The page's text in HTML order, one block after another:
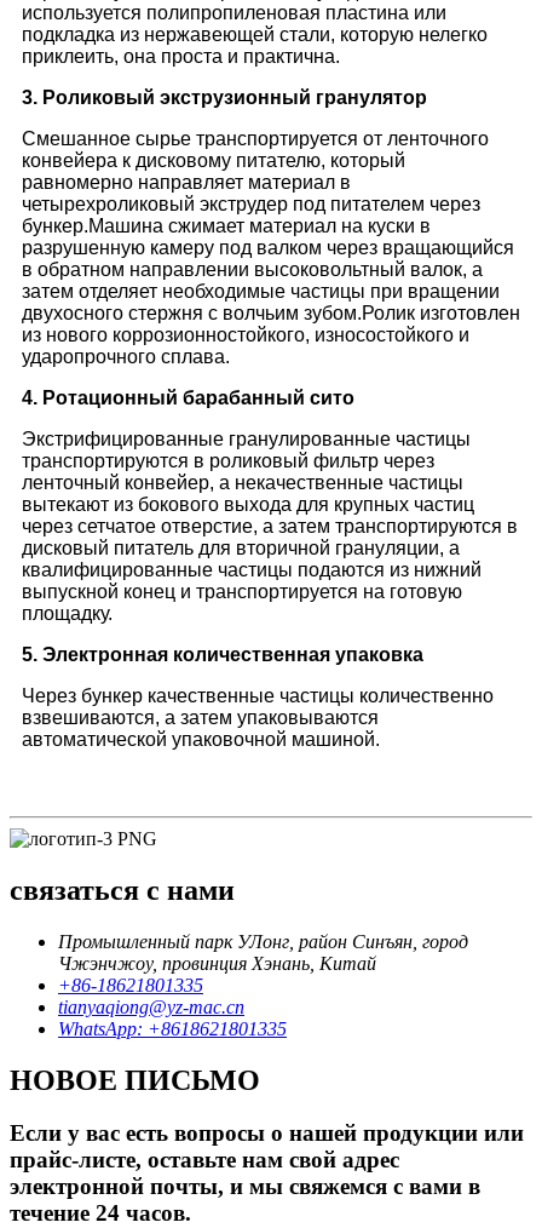
используется полипропиленовая пластина или
подкладка из нержавеющей стали, которую нелегко
приклеить, она проста и практична.
3. Роликовый экструзионный гранулятор
Смешанное сырье транспортируется от ленточного
конвейера к дисковому питателю, который
равномерно направляет материал в
четырехроликовый экструдер под питателем через
бункер.Машина сжимает материал на куски в
разрушенную камеру под валком через вращающийся
в обратном направлении высоковольтный валок, а
затем отделяет необходимые частицы при вращении
двухосного стержня с волчьим зубом.Ролик изготовлен
из нового коррозионностойкого, износостойкого и
ударопрочного сплава.
4. Ротационный барабанный сито
Экстрифицированные гранулированные частицы
транспортируются в роликовый фильтр через
ленточный конвейер, а некачественные частицы
вытекают из бокового выхода для крупных частиц
через сетчатое отверстие, а затем транспортируются в
дисковый питатель для вторичной грануляции, а
квалифицированные частицы подаются из нижний
выпускной конец и транспортируется на готовую
площадку.
5. Электронная количественная упаковка
Через бункер качественные частицы количественно
взвешиваются, а затем упаковываются
автоматической упаковочной машиной.
связаться с нами
Промышленный парк УЛонг, район Синъян, город
Чжэнчжоу, провинция Хэнань, Китай
+86-18621801335
tianyaqiong@yz-mac.cn
WhatsApp: +8618621801335
НОВОЕ ПИСЬМО
Если у вас есть вопросы о нашей продукции или
прайс-листе, оставьте нам свой адрес
электронной почты, и мы свяжемся с вами в
течение 24 часов.